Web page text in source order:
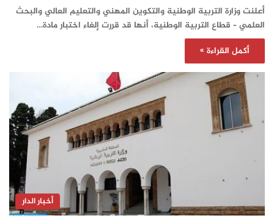
أعلنت وزارة التربية الوطنية والتكوين المهني والتعليم العالي والبحث
العلمي – قطاع التربية الوطنية، أنها قد قررت إلغاء اختبار مادة…
أكمل القراءة »
أخبار الدار